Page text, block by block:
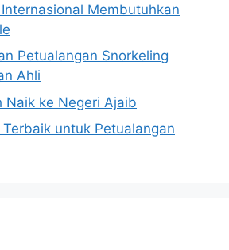
Membutuhkan
Petualangan Snorkeling
Ahli
Naik ke Negeri Ajaib
untuk Petualangan